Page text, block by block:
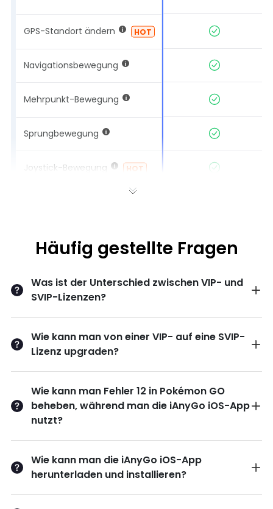
GPS-Standort ändern HOT
Navigationsbewegung
Mehrpunkt-Bewegung
Sprungbewegung
Joystick-Bewegung HOT
Geschwindigkeit
Favoriten
Cooldown-Timer HOT
PokeStop Auto-Generate
Routes
HOT
Feldforschungsaufgaben
PoGo-Routen HOT
Häufig gestellte Fragen
Was ist der Unterschied zwischen VIP- und
SVIP-Lizenzen?
Wie kann man von einer VIP- auf eine SVIP-
Lizenz upgraden?
Wie kann man Fehler 12 in Pokémon GO
beheben, während man die iAnyGo iOS-App
nutzt?
Wie kann man die iAnyGo iOS-App
herunterladen und installieren?